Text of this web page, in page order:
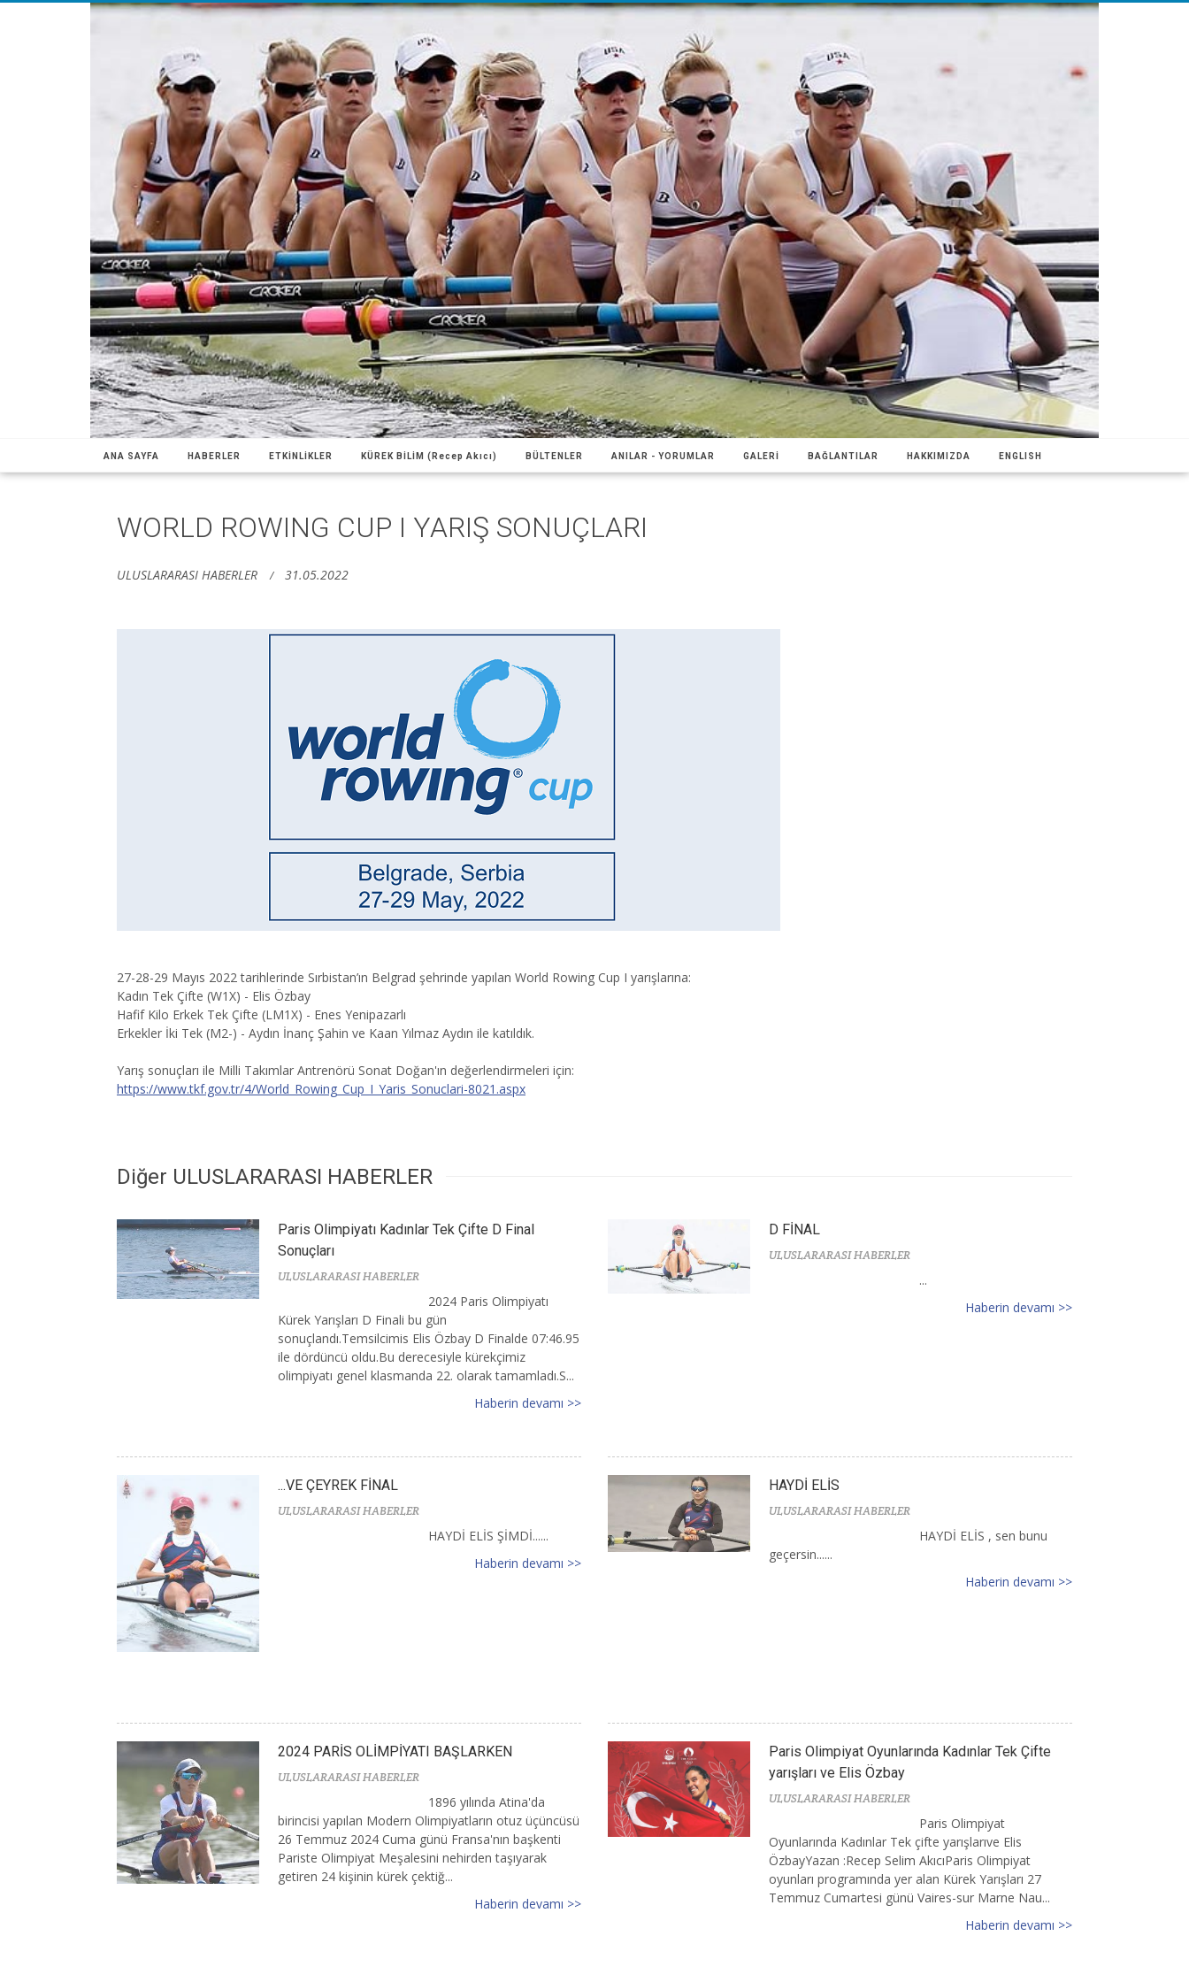
ANA SAYFA HABERLER ETKİNLİKLER KÜREK BİLİM (Recep Akıcı) BÜLTENLER ANILAR - YORUMLAR GALERİ BAĞLANTILAR HAKKIMIZDA ENGLISH
WORLD ROWING CUP I YARIŞ SONUÇLARI
ULUSLARARASI HABERLER 31.05.2022
27-28-29 Mayıs 2022 tarihlerinde Sırbistan’ın Belgrad şehrinde yapılan World Rowing Cup I yarışlarına:
Kadın Tek Çifte (W1X) - Elis Özbay
Hafif Kilo Erkek Tek Çifte (LM1X) - Enes Yenipazarlı
Erkekler İki Tek (M2-) - Aydın İnanç Şahin ve Kaan Yılmaz Aydın ile katıldık.
Yarış sonuçları ile Milli Takımlar Antrenörü Sonat Doğan'ın değerlendirmeleri için:
https://www.tkf.gov.tr/4/World_Rowing_Cup_I_Yaris_Sonuclari-8021.aspx
Diğer ULUSLARARASI HABERLER
Paris Olimpiyatı Kadınlar Tek Çifte D Final
Sonuçları
ULUSLARARASI HABERLER
2024 Paris Olimpiyatı
Kürek Yarışları D Finali bu gün
sonuçlandı.Temsilcimis Elis Özbay D Finalde 07:46.95
ile dördüncü oldu.Bu derecesiyle kürekçimiz
olimpiyatı genel klasmanda 22. olarak tamamladı.S...
Haberin devamı >>
D FİNAL
ULUSLARARASI HABERLER
...
Haberin devamı >>
...VE ÇEYREK FİNAL
ULUSLARARASI HABERLER
HAYDİ ELİS ŞİMDİ......
Haberin devamı >>
HAYDİ ELİS
ULUSLARARASI HABERLER
HAYDİ ELİS , sen bunu
geçersin......
Haberin devamı >>
2024 PARİS OLİMPİYATI BAŞLARKEN
ULUSLARARASI HABERLER
1896 yılında Atina'da
birincisi yapılan Modern Olimpiyatların otuz üçüncüsü
26 Temmuz 2024 Cuma günü Fransa'nın başkenti
Pariste Olimpiyat Meşalesini nehirden taşıyarak
getiren 24 kişinin kürek çektiğ...
Haberin devamı >>
Paris Olimpiyat Oyunlarında Kadınlar Tek Çifte
yarışları ve Elis Özbay
ULUSLARARASI HABERLER
Paris Olimpiyat
Oyunlarında Kadınlar Tek çifte yarışlarıve Elis
ÖzbayYazan :Recep Selim AkıcıParis Olimpiyat
oyunları programında yer alan Kürek Yarışları 27
Temmuz Cumartesi günü Vaires-sur Marne Nau...
Haberin devamı >>